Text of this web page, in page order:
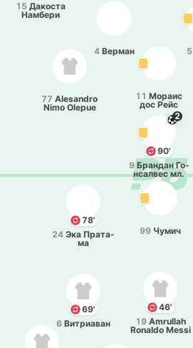
15 Да­ко­ста
На­мбе­ри
5
4 Верман
11 Мораис
дос Рейс
77 Alesandro
Nimo Olepue
90'
2
9 Бра­ндан Го­
нса­лвес мл.
69'
6 Ви­триа­ван
46'
19 Amrullah
Ronaldo Messi
99 Чумич
78'
24 Эка Пра­та­
ма